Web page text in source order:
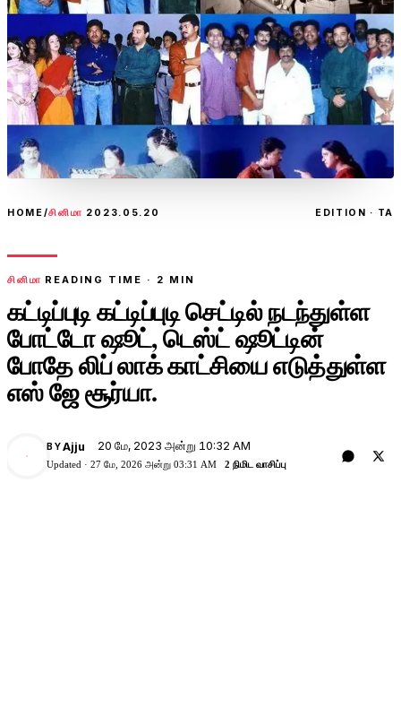
HOME/சினிமா 2023.05.20 EDITION · TA
சினிமா READING TIME · 2 MIN
கட்டிப்புடி கட்டிப்புடி செட்டில் நடந்துள்ள
போட்டோ ஷூட், டெஸ்ட் ஷூட்டின்
போதே லிப் லாக் காட்சியை எடுத்துள்ள
எஸ் ஜே சூர்யா.
A
BYAjju 20 மே, 2023 அன்று 10:32 AM
Updated · 27 மே, 2026 அன்று 03:31 AM 2 நிமிட வாசிப்பு